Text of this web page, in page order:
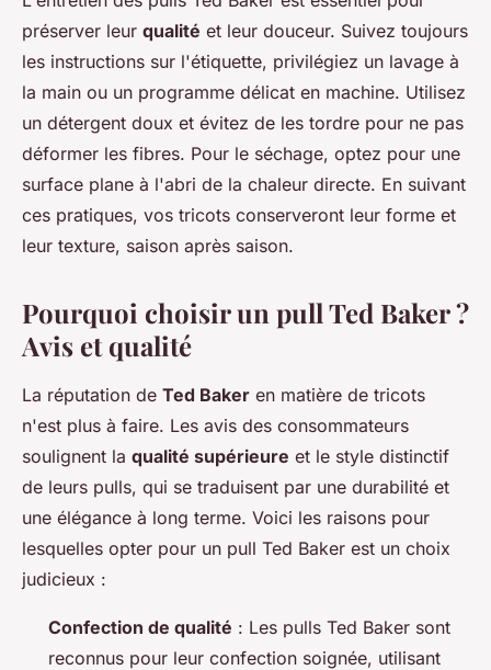
préserver leur qualité et leur douceur. Suivez toujours
les instructions sur l'étiquette, privilégiez un lavage à
la main ou un programme délicat en machine. Utilisez
un détergent doux et évitez de les tordre pour ne pas
déformer les fibres. Pour le séchage, optez pour une
surface plane à l'abri de la chaleur directe. En suivant
ces pratiques, vos tricots conserveront leur forme et
leur texture, saison après saison.
Pourquoi choisir un pull Ted Baker ?
Avis et qualité
La réputation de Ted Baker en matière de tricots
n'est plus à faire. Les avis des consommateurs
soulignent la qualité supérieure et le style distinctif
de leurs pulls, qui se traduisent par une durabilité et
une élégance à long terme. Voici les raisons pour
lesquelles opter pour un pull Ted Baker est un choix
judicieux :
Confection de qualité : Les pulls Ted Baker sont
reconnus pour leur confection soignée, utilisant